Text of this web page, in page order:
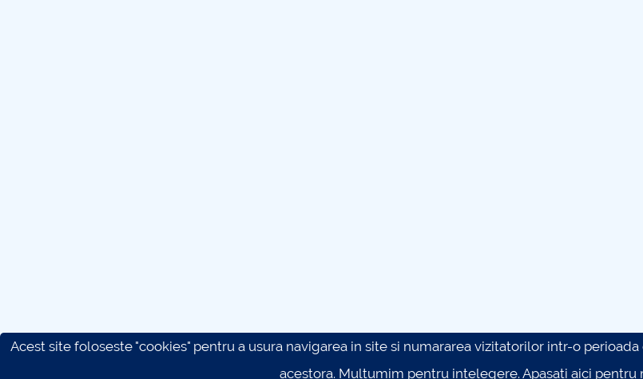
Acest site foloseste "cookies" pentru a usura navigarea in site si numararea vizitatorilor intr-o
acestora. Multumim pentru intelegere.Apasati aici